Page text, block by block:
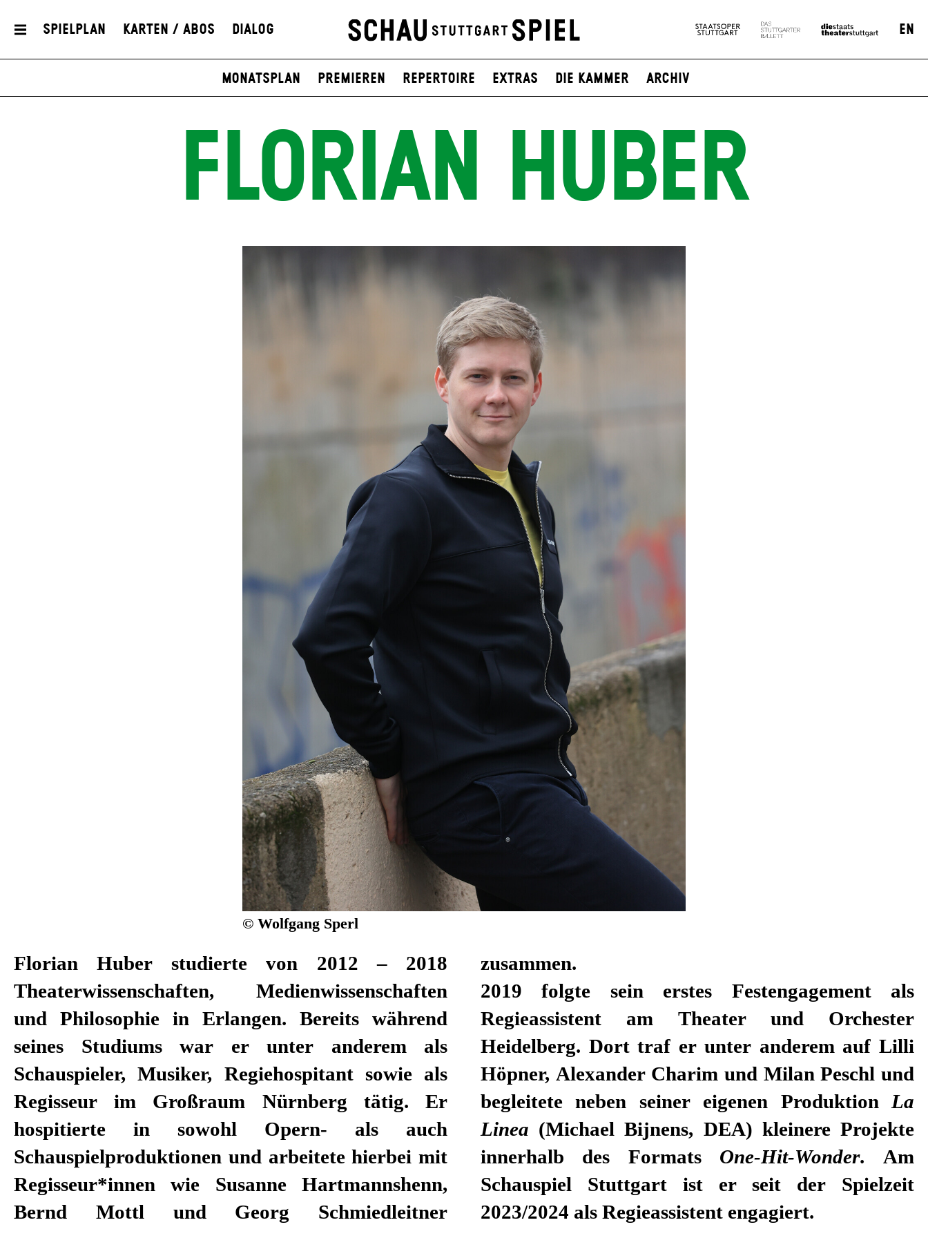
Spielplan Karten / Abos Dialog EN
Monatsplan Premieren Repertoire Extras Die Kammer Archiv
FLORIAN HUBER
© Wolfgang Sperl
Florian Huber studierte von 2012 – 2018
Theaterwissenschaften, Medienwissenschaften
und Philosophie in Erlangen. Bereits während
seines Studiums war er unter anderem als
Schauspieler, Musiker, Regiehospitant sowie als
Regisseur im Großraum Nürnberg tätig. Er
hospitierte in sowohl Opern- als auch
Schauspielproduktionen und arbeitete hierbei mit
Regisseur*innen wie Susanne Hartmannshenn,
Bernd Mottl und Georg Schmiedleitner
zusammen.
2019 folgte sein erstes Festengagement als
Regieassistent am Theater und Orchester
Heidelberg. Dort traf er unter anderem auf Lilli
Höpner, Alexander Charim und Milan Peschl und
begleitete neben seiner eigenen Produktion La
Linea (Michael Bijnens, DEA) kleinere Projekte
innerhalb des Formats One-Hit-Wonder. Am
Schauspiel Stuttgart ist er seit der Spielzeit
2023/2024 als Regieassistent engagiert.